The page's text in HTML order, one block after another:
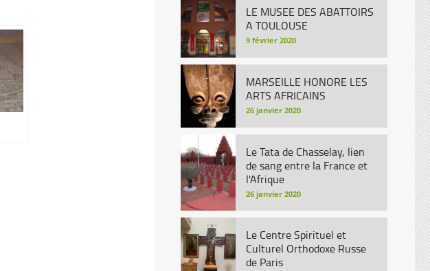
LE MUSEE DES ABATTOIRS
A TOULOUSE
9 février 2020
MARSEILLE HONORE LES
ARTS AFRICAINS
26 janvier 2020
Le Tata de Chasselay, lien
de sang entre la France et
l'Afrique
26 janvier 2020
Le Centre Spirituel et
Culturel Orthodoxe Russe
de Paris